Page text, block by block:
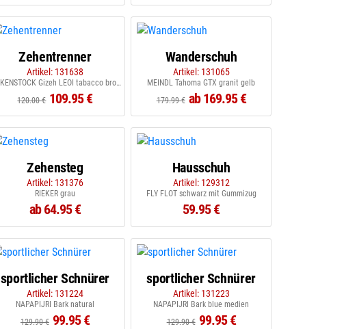
Zehentrenner
Artikel: 131638
BIRKENSTOCK Gizeh LEOI tabacco brown
120.00 € 109.95 €
Wanderschuh
Artikel: 131065
MEINDL Tahoma GTX granit gelb
179.99 € ab 169.95 €
Zehensteg
Artikel: 131376
RIEKER grau
ab 64.95 €
Hausschuh
Artikel: 129312
FLY FLOT schwarz mit Gummizug
59.95 €
sportlicher Schnürer
Artikel: 131224
NAPAPIJRI Bark natural
129.90 € 99.95 €
sportlicher Schnürer
Artikel: 131223
NAPAPIJRI Bark blue medien
129.90 € 99.95 €